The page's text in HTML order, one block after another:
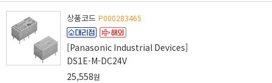
상품코드 P000283465
[Panasonic Industrial Devices]
DS1E-M-DC24V
25,558원